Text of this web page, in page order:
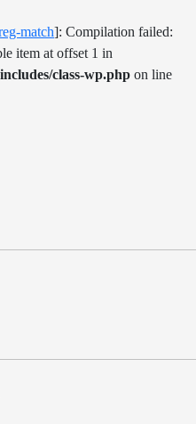
match]: Compilation failed:
item at offset 1 in
class-wp.php on line